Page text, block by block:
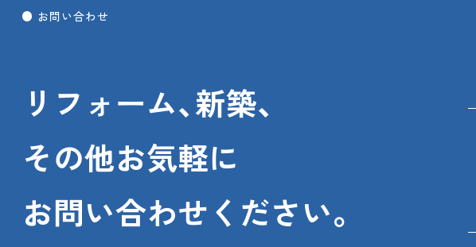
お問い合わせ
リフォーム、新築、
その他お気軽に
お問い合わせください。